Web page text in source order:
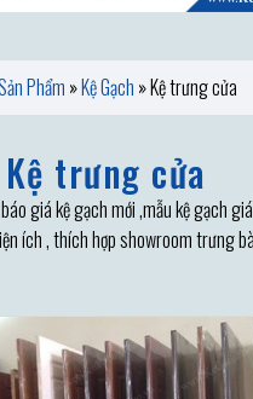
Phẩm »Kệ Gạch »Kệ trưng cửa
Kệ trưng cửa
giá kệ gạch mới ,mẫu kệ gạch
ích , thích hợp showroom trưng